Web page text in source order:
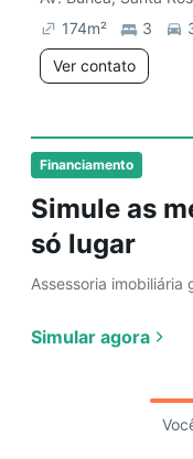
Financiamento
Simule as
só lugar
Assessoria imobiliária
Simular agora
174m² 3
Ver contato